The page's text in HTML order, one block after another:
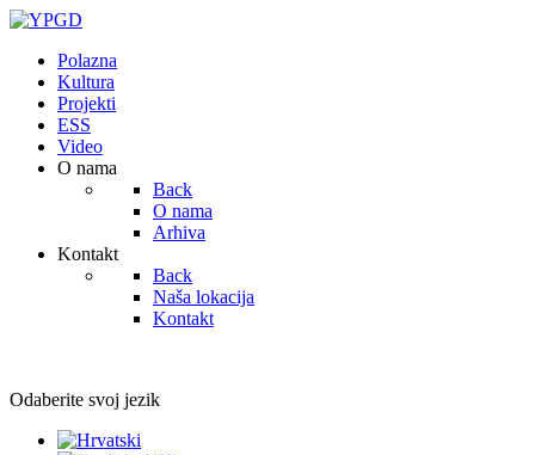
Polazna
Kultura
Projekti
ESS
Video
O nama
Back
O nama
Arhiva
Kontakt
Back
Naša lokacija
Kontakt
Odaberite svoj jezik